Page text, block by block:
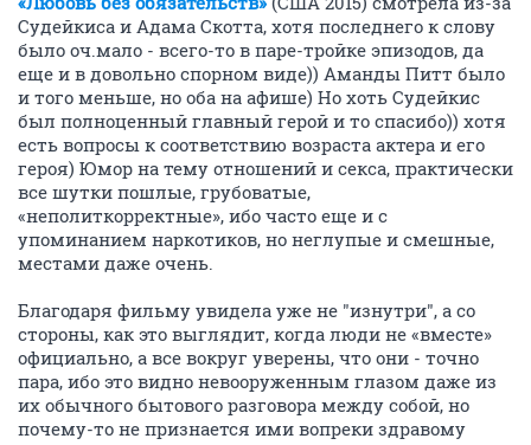
Судейкиса и Адама Скотта, хотя последнего к слову
было оч.мало - всего-то в паре-тройке эпизодов, да
еще и в довольно спорном виде)) Аманды Питт было
и того меньше, но оба на афише) Но хоть Судейкис
был полноценный главный герой и то спасибо)) хотя
есть вопросы к соответствию возраста актера и его
героя) Юмор на тему отношений и секса, практически
все шутки пошлые, грубоватые,
«неполиткорректные», ибо часто еще и с
упоминанием наркотиков, но неглупые и смешные,
местами даже очень.
Благодаря фильму увидела уже не "изнутри", а со
стороны, как это выглядит, когда люди не «вместе»
официально, а все вокруг уверены, что они - точно
пара, ибо это видно невооруженным глазом даже из
их обычного бытового разговора между собой, но
почему-то не признается ими вопреки здравому